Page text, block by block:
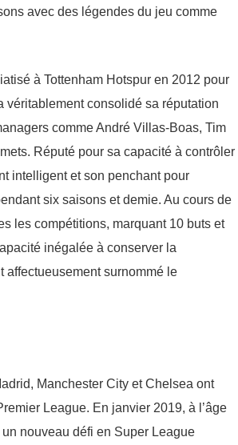
avec des légendes du jeu comme
à Tottenham Hotspur en 2012 pour
véritablement consolidé sa réputation
comme André Villas-Boas, Tim
Réputé pour sa capacité à contrôler
intelligent et son penchant pour
six saisons et demie. Au cours de
les compétitions, marquant 10 buts et
inégalée à conserver la
affectueusement surnommé le
Manchester City et Chelsea ont
League. En janvier 2019, à l’âge
nouveau défi en Super League